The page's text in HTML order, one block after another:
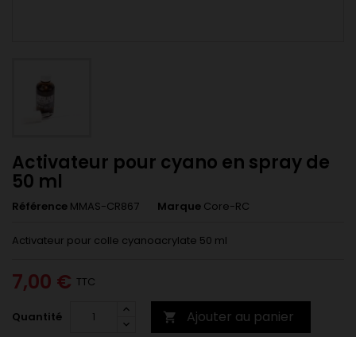
Activateur pour cyano en spray de
50 ml
Référence MMAS-CR867 Marque Core-RC
Activateur pour colle cyanoacrylate 50 ml
7,00 € TTC
Quantité  Ajouter au panier